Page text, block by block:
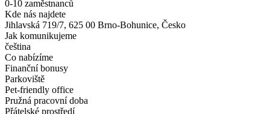
0-10 zaměstnanců
Kde nás najdete
Jihlavská 719/7, 625 00 Brno-Bohunice, Česko
Jak komunikujeme
čeština
Co nabízíme
Finanční bonusy
Parkoviště
Pet-friendly office
Pružná pracovní doba
Přátelské prostředí